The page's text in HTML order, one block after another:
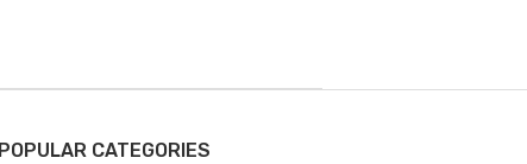
POPULAR CATEGORIES